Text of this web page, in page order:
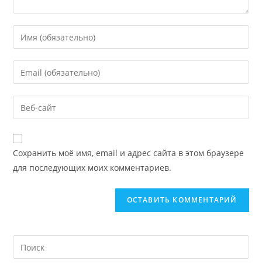
Сохранить моё имя, email и адрес сайта в этом браузере
для последующих моих комментариев.